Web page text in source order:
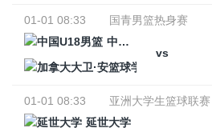
01-01 08:33
国青男篮热身赛
中国U18男篮
vs
01-01 08:33
亚洲大学生篮球联赛
延世大学